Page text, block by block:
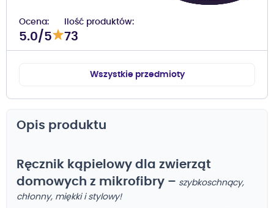
Ocena
5.0/5
Ilość produktów
73
Wszystkie przedmioty
Opis produktu
Ręcznik kąpielowy dla zwierząt
domowych z mikrofibry – szybkoschnący,
chłonny, miękki i stylowy!